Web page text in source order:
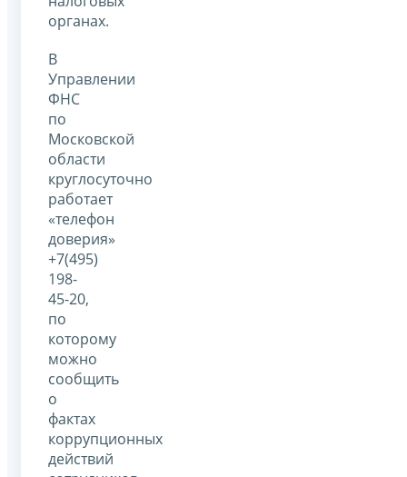
органах.
В
Управлении
ФНС
по
Московской
области
круглосуточно
работает
«телефон
доверия»
+7(495)
198-
45-20,
по
которому
можно
сообщить
о
фактах
коррупционных
действий